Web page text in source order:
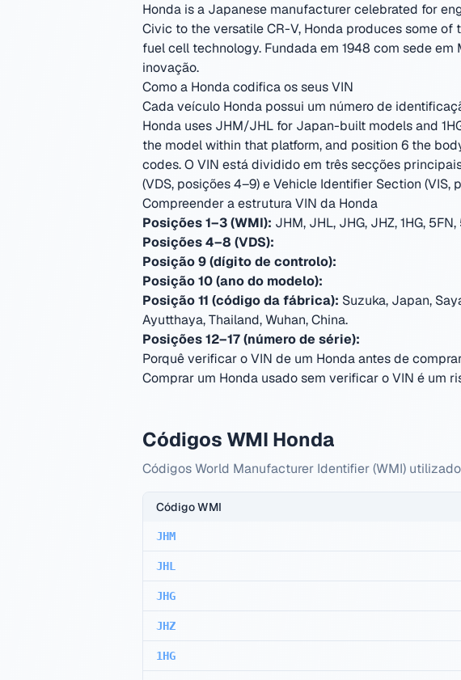
Honda is a Japanese manufacturer celebrated for
Civic to the versatile CR-V, Honda produces some
fuel cell technology. Fundada em 1948 com sede em
inovação.
Como a Honda codifica os seus VIN
Cada veículo Honda possui um número de
Honda uses JHM/JHL for Japan-built models and
the model within that platform, and position 6 the
codes.O VIN está dividido em três secções
(VDS, posições 4–9) e Vehicle Identifier Section (VIS,
Compreender a estrutura VIN da Honda
Posições 1–3 (WMI): JHM, JHL, JHG, JHZ, 1HG,
Posições 4–8 (VDS):
Posição 9 (dígito de controlo):
Posição 10 (ano do modelo):
Posição 11 (código da fábrica): Suzuka, Japan,
Ayutthaya, Thailand, Wuhan, China.
Posições 12–17 (número de série):
Porquê verificar o VIN de um Honda antes de
Comprar um Honda usado sem verificar o VIN é um
Códigos WMI Honda
Códigos World Manufacturer Identifier (WMI)
Código WMI
JHM
JHL
JHG
JHZ
1HG